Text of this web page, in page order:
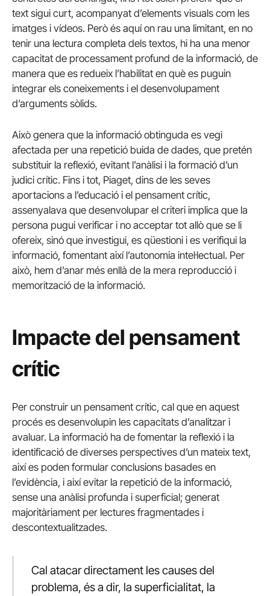
text sigui curt, acompanyat d’elements visuals com les
imatges i vídeos. Però és aquí on rau una limitant, en no
tenir una lectura completa dels textos, hi ha una menor
capacitat de processament profund de la informació, de
manera que es redueix l’habilitat en què es puguin
integrar els coneixements i el desenvolupament
d’arguments sòlids.
Això genera que la informació obtinguda es vegi
afectada per una repetició buida de dades, que pretén
substituir la reflexió, evitant l’anàlisi i la formació d’un
judici crític. Fins i tot, Piaget, dins de les seves
aportacions a l’educació i el pensament crític,
assenyalava que desenvolupar el criteri implica que la
persona pugui verificar i no acceptar tot allò que se li
ofereix, sinó que investigui, es qüestioni i es verifiqui la
informació, fomentant així l’autonomia intel·lectual. Per
això, hem d’anar més enllà de la mera reproducció i
memorització de la informació.
Impacte del pensament
crític
Per construir un pensament crític, cal que en aquest
procés es desenvolupin les capacitats d’analitzar i
avaluar. La informació ha de fomentar la reflexió i la
identificació de diverses perspectives d’un mateix text,
així es poden formular conclusions basades en
l’evidència, i així evitar la repetició de la informació,
sense una anàlisi profunda i superficial; generat
majoritàriament per lectures fragmentades i
descontextualitzades.
Cal atacar directament les causes del
problema, és a dir, la superficialitat, la